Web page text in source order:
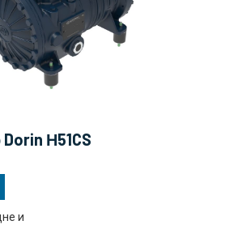
Н51CS
и